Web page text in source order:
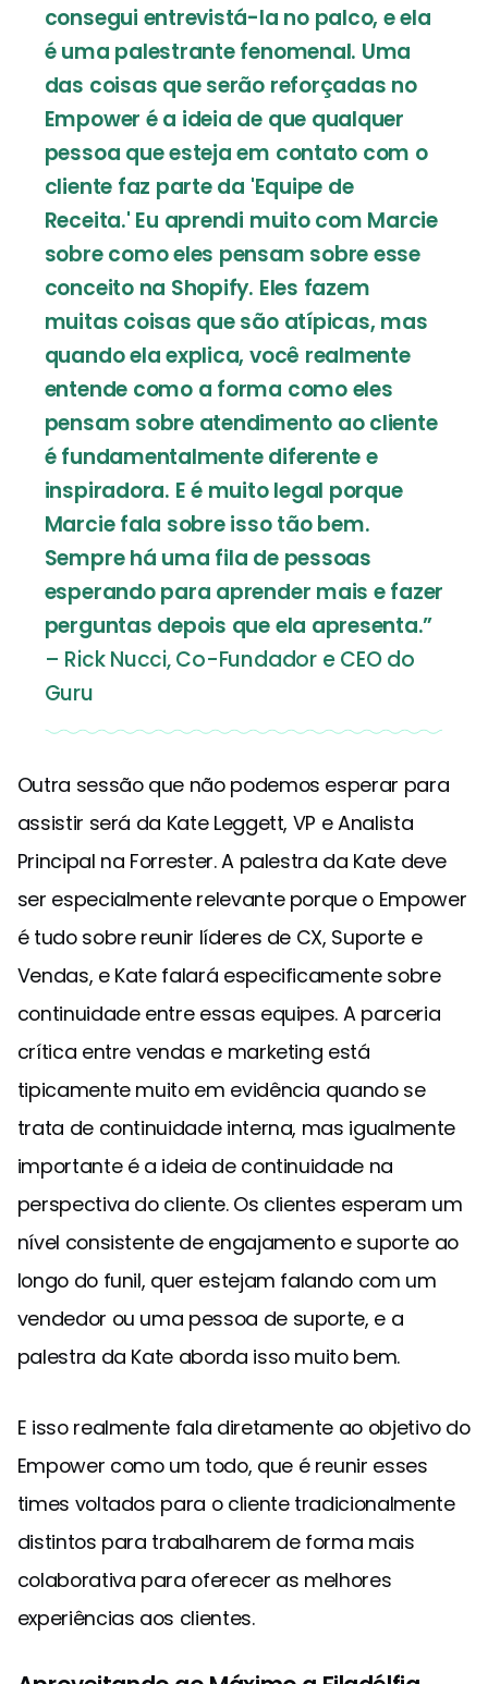
consegui entrevistá-la no palco, e ela
é uma palestrante fenomenal. Uma
das coisas que serão reforçadas no
Empower é a ideia de que qualquer
pessoa que esteja em contato com o
cliente faz parte da 'Equipe de
Receita.' Eu aprendi muito com Marcie
sobre como eles pensam sobre esse
conceito na Shopify. Eles fazem
muitas coisas que são atípicas, mas
quando ela explica, você realmente
entende como a forma como eles
pensam sobre atendimento ao cliente
é fundamentalmente diferente e
inspiradora. E é muito legal porque
Marcie fala sobre isso tão bem.
Sempre há uma fila de pessoas
esperando para aprender mais e fazer
perguntas depois que ela apresenta.”
– Rick Nucci, Co-Fundador e CEO do
Guru
Outra sessão que não podemos esperar para
assistir será da Kate Leggett, VP e Analista
Principal na Forrester. A palestra da Kate deve
ser especialmente relevante porque o Empower
é tudo sobre reunir líderes de CX, Suporte e
Vendas, e Kate falará especificamente sobre
continuidade entre essas equipes. A parceria
crítica entre vendas e marketing está
tipicamente muito em evidência quando se
trata de continuidade interna, mas igualmente
importante é a ideia de continuidade na
perspectiva do cliente. Os clientes esperam um
nível consistente de engajamento e suporte ao
longo do funil, quer estejam falando com um
vendedor ou uma pessoa de suporte, e a
palestra da Kate aborda isso muito bem.
E isso realmente fala diretamente ao objetivo do
Empower como um todo, que é reunir esses
times voltados para o cliente tradicionalmente
distintos para trabalharem de forma mais
colaborativa para oferecer as melhores
experiências aos clientes.